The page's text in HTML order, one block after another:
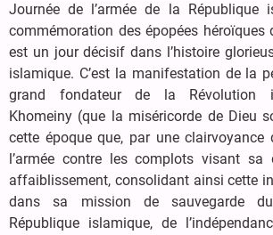
Journée de l’armée de la République
commémoration des épopées héroïques
est un jour décisif dans l’histoire
islamique. C’est la manifestation de la
grand fondateur de la Révolution
Khomeiny (que la miséricorde de Dieu
cette époque que, par une clairvoyance
l’armée contre les complots visant
affaiblissement, consolidant ainsi cette
dans sa mission de sauvegarde
République islamique, de